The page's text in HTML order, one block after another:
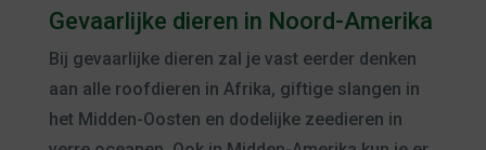
Gevaarlijke dieren in Noord-Amerika
Bij gevaarlijke dieren zal je vast eerder denken
aan alle roofdieren in Afrika, giftige slangen in
het Midden-Oosten en dodelijke zeedieren in